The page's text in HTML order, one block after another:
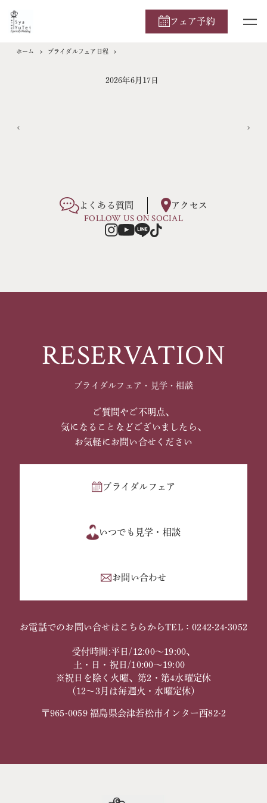
フェア予約
ホーム ブライダルフェア日程
2026年6月17日
よくある質問 アクセス
FOLLOW US ON SOCIAL
RESERVATION
ブライダルフェア・見学・相談
ご質問やご不明点、
気になることなどございましたら、
お気軽にお問い合せください
ブライダルフェア
いつでも見学・相談
お問い合わせ
お電話でのお問い合せはこちらからTEL：0242-24-3052
受付時間:平日/12:00～19:00、
土・日・祝日/10:00～19:00
※祝日を除く火曜、第2・第4水曜定休
（12～3月は毎週火・水曜定休）
〒965-0059 福島県会津若松市インター西82-2